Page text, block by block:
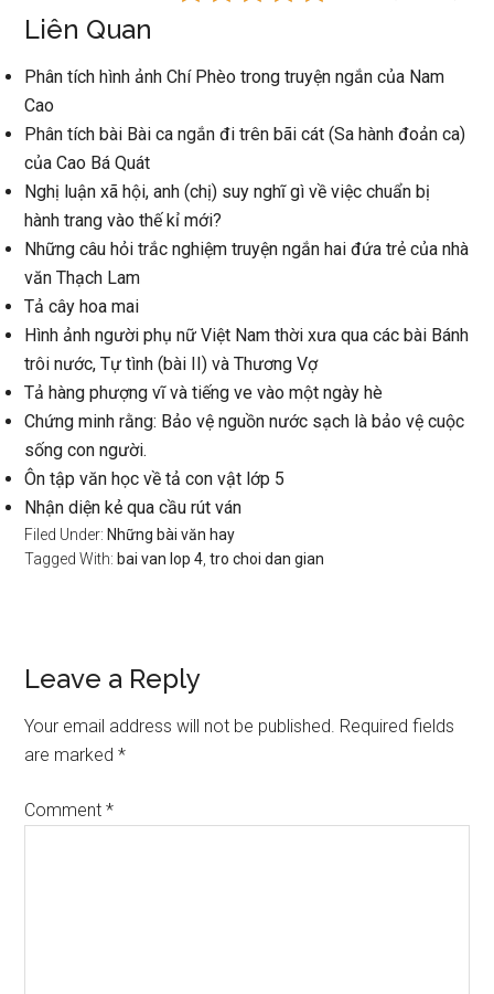
Liên Quan
Phân tích hình ảnh Chí Phèo trong truyện ngắn của Nam
Cao
Phân tích bài Bài ca ngắn đi trên bãi cát (Sa hành đoản ca)
của Cao Bá Quát
Nghị luận xã hội, anh (chị) suy nghĩ gì về việc chuẩn bị
hành trang vào thế kỉ mới?
Những câu hỏi trắc nghiệm truyện ngắn hai đứa trẻ của nhà
văn Thạch Lam
Tả cây hoa mai
Hình ảnh người phụ nữ Việt Nam thời xưa qua các bài Bánh
trôi nước, Tự tình (bài II) và Thương Vợ
Tả hàng phượng vĩ và tiếng ve vào một ngày hè
Chứng minh rằng: Bảo vệ nguồn nước sạch là bảo vệ cuộc
sống con người.
Ôn tập văn học về tả con vật lớp 5
Nhận diện kẻ qua cầu rút ván
Filed Under: Những bài văn hay
Tagged With: bai van lop 4 ,tro choi dan gian
Reader
Interactions
Leave a Reply
Your email address will not be published. Required fields
are marked*
Comment*